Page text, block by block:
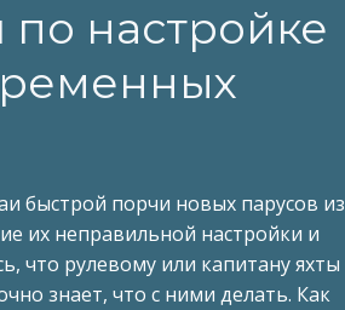
настройке
быстрой порчи новых парусов из
их неправильной настройки и
что рулевому или капитану яхты
знает, что с ними делать. Как